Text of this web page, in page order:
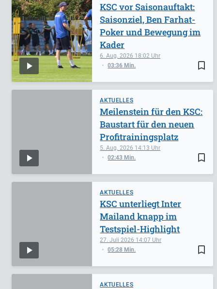
bookmark_border
6. Aug. 2026 18:02
03:36 Min.
KSC vor Saisonauftakt:
Saisonziel, Ben Farhat-
Poker und Bewegung im
Kader
AKTUELLES
bookmark_border
5. Aug. 2026 14:13
02:43 Min.
Meilenstein für den KSC:
Baustart für den neuen
Profitrainingsplatz
AKTUELLES
bookmark_border
27. Juli 2026 14:07
05:28 Min.
KSC unterliegt Inter
Mailand knapp im
Testspiel-Highlight
AKTUELLES